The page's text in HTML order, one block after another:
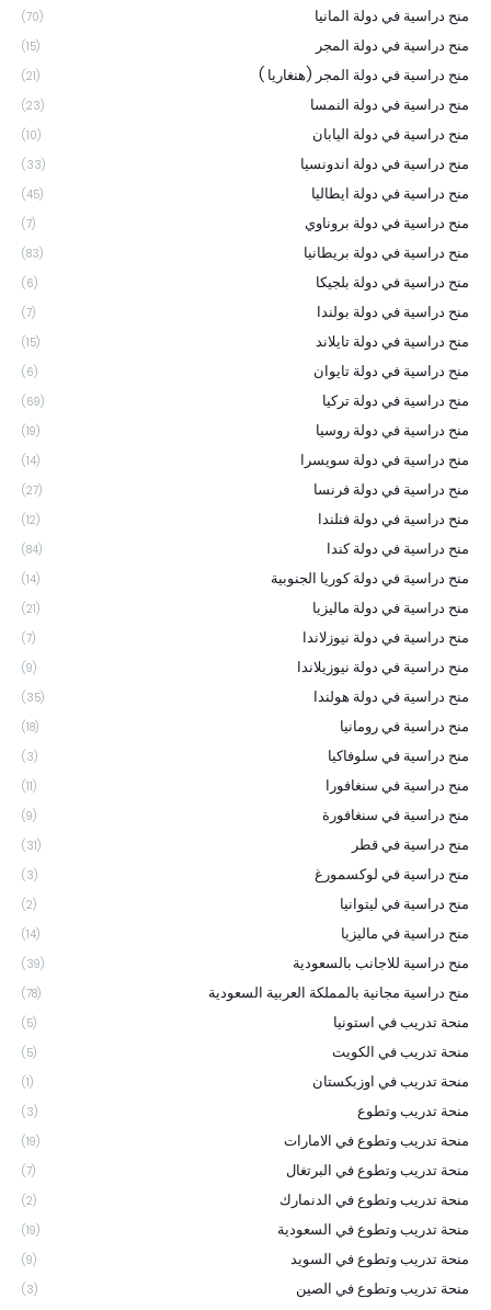
منح دراسية في دولة المانيا (70)
منح دراسية في دولة المجر (15)
منح دراسية في دولة المجر (هنغاريا ) (21)
منح دراسية في دولة النمسا (23)
منح دراسية في دولة اليابان (10)
منح دراسية في دولة اندونسيا (33)
منح دراسية في دولة ايطاليا (45)
منح دراسية في دولة بروناوي (7)
منح دراسية في دولة بريطانيا (83)
منح دراسية في دولة بلجيكا (6)
منح دراسية في دولة بولندا (7)
منح دراسية في دولة تايلاند (15)
منح دراسية في دولة تايوان (6)
منح دراسية في دولة تركيا (69)
منح دراسية في دولة روسيا (19)
منح دراسية في دولة سويسرا (14)
منح دراسية في دولة فرنسا (27)
منح دراسية في دولة فنلندا (12)
منح دراسية في دولة كندا (84)
منح دراسية في دولة كوريا الجنوبية (14)
منح دراسية في دولة ماليزيا (21)
منح دراسية في دولة نيوزلاندا (7)
منح دراسية في دولة نيوزيلاندا (9)
منح دراسية في دولة هولندا (35)
منح دراسية في رومانيا (18)
منح دراسية في سلوفاكيا (3)
منح دراسية في سنغافورا (11)
منح دراسية في سنغافورة (9)
منح دراسية في قطر (31)
منح دراسية في لوكسمورغ (3)
منح دراسية في ليتوانيا (2)
منح دراسية في ماليزيا (14)
منح دراسية للاجانب بالسعودية (39)
منح دراسية مجانية بالمملكة العربية السعودية (78)
منحة تدريب في استونيا (5)
منحة تدريب في الكويت (5)
منحة تدريب في اوزبكستان (1)
منحة تدريب وتطوع (3)
منحة تدريب وتطوع في الامارات (19)
منحة تدريب وتطوع في البرتغال (7)
منحة تدريب وتطوع في الدنمارك (2)
منحة تدريب وتطوع في السعودية (19)
منحة تدريب وتطوع في السويد (9)
منحة تدريب وتطوع في الصين (3)